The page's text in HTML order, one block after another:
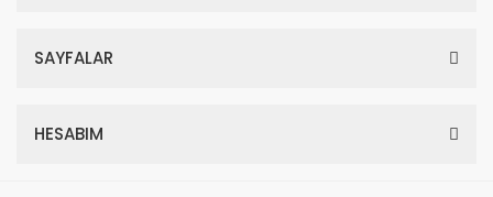
SAYFALAR
HESABIM